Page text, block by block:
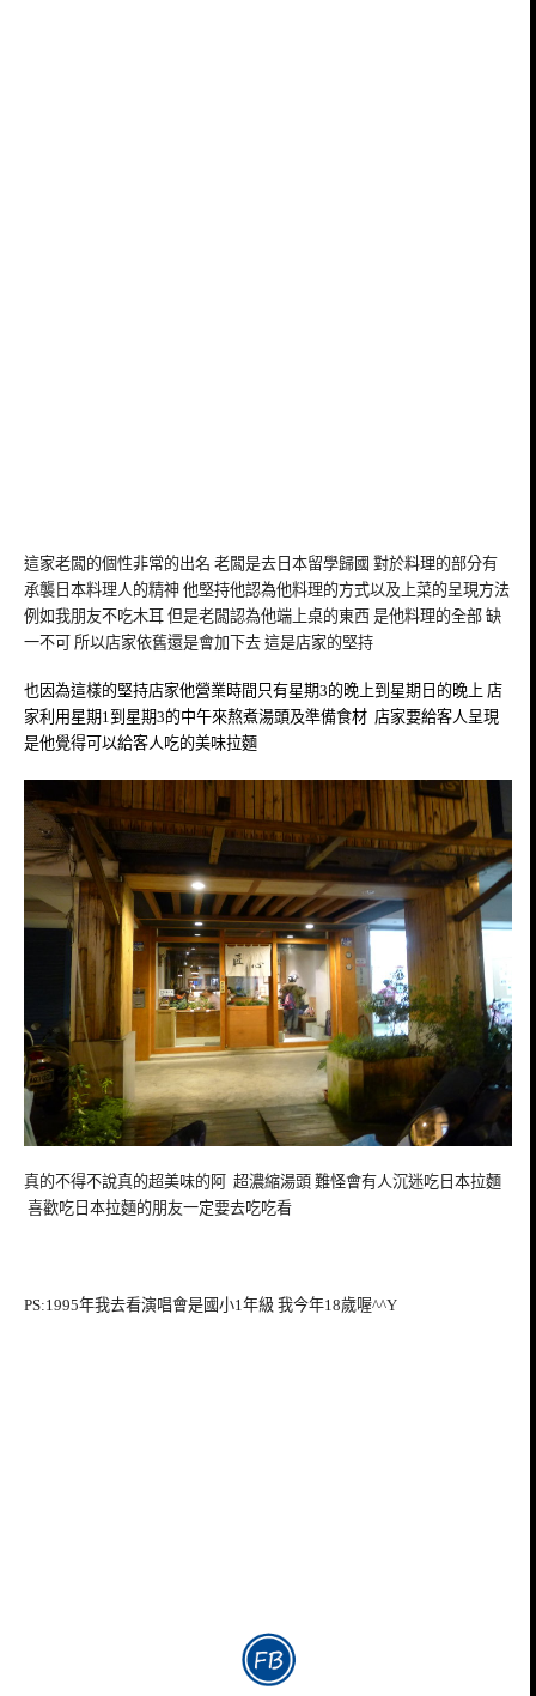
這家老闆的個性非常的出名 老闆是去日本留學歸國 對於料理的部分有
承襲日本料理人的精神 他堅持他認為他料理的方式以及上菜的呈現方法
例如我朋友不吃木耳 但是老闆認為他端上桌的東西 是他料理的全部 缺
一不可 所以店家依舊還是會加下去 這是店家的堅持
也因為這樣的堅持店家他營業時間只有星期3的晚上到星期日的晚上 店
家利用星期1到星期3的中午來熬煮湯頭及準備食材 店家要給客人呈現
是他覺得可以給客人吃的美味拉麵
真的不得不說真的超美味的阿 超濃縮湯頭 難怪會有人沉迷吃日本拉麵
喜歡吃日本拉麵的朋友一定要去吃吃看
PS:1995年我去看演唱會是國小1年級 我今年18歲喔^^Y